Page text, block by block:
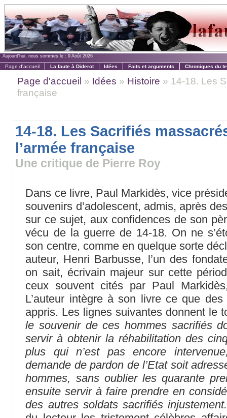
Aujourd'hui, nous sommes le : 9 Août 2026
Page d'accueil La faute à Diderot Idées Faits et arguments Chroniques du
Page d'accueil » Idées » Histoire » 14-18. Les
française
14-18. Les Sacrifiés
l’armée française
Une critique de Pierre Roy
Dans ce livre, Paul Markidès, vice
souvenirs d’adolescent, admis, après
sur ce sujet, aux confidences de son
vécu de la guerre de 14-18. On ne
son centre, comme en quelque sorte
auteur, Henri Barbusse, l’un des
on sait, écrivain majeur sur cette
ceux souvent cités par Paul
L’auteur intègre à son livre ce que
appris. Les lignes suivantes donnent le
le souvenir de ces hommes sacrifiés
servir à obtenir la réhabilitation des
plus qui n’est pas encore
demande de pardon de l’Etat soit
hommes, sans oublier les quarante
ensuite servir à faire prendre en
des autres soldats sacrifiés